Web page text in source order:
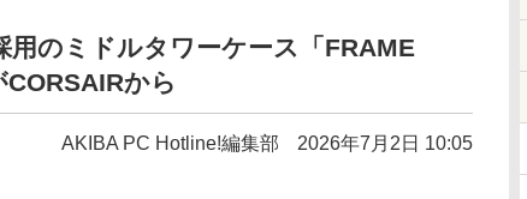
用のミドルタワーケース「FRAME
から
AKIBA PC Hotline!編集部 2026年7月2日 10:05